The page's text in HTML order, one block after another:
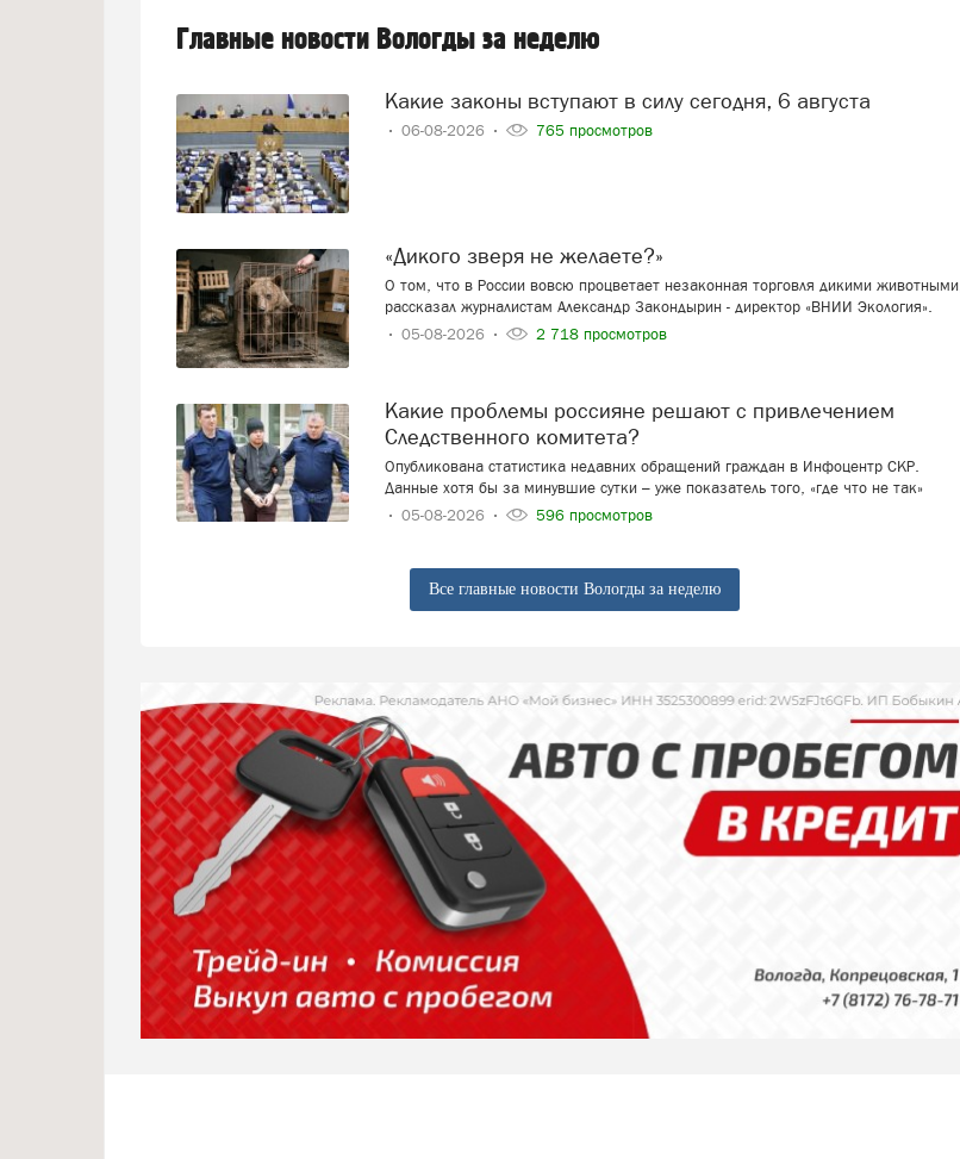
Главные новости Вологды за неделю
Какие законы вступают в силу сегодня, 6 августа
06-08-2026 765 просмотров
«Дикого зверя не желаете?»
О том, что в России вовсю процветает незаконная торговля дикими животными,
рассказал журналистам Александр Закондырин - директор «ВНИИ Экология».
05-08-2026
2 718 просмотров
Какие проблемы россияне решают с привлечением
Следственного комитета?
Опубликована статистика недавних обращений граждан в Инфоцентр СКР.
Данные хотя бы за минувшие сутки – уже показатель того, «где что не так»
05-08-2026
596 просмотров
Все главные новости Вологды за неделю